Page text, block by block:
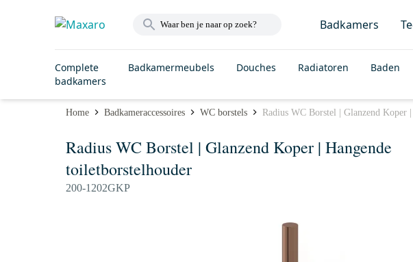
Badkamers
Complete
badkamers
Badkamermeubels Douches Radiatoren Baden
Home Badkameraccessoires WC borstels Radius WC Borstel | Glanzend Koper
Radius WC Borstel | Glanzend Koper | Hangende
toiletborstelhouder
200-1202GKP